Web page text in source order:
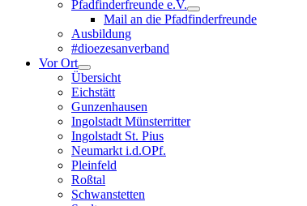
Pfadfinderfreunde e.V.
Mail an die Pfadfinderfreunde
Ausbildung
#dioezesanverband
Vor Ort
Übersicht
Eichstätt
Gunzenhausen
Ingolstadt Münsterritter
Ingolstadt St. Pius
Neumarkt i.d.OPf.
Pleinfeld
Roßtal
Schwanstetten